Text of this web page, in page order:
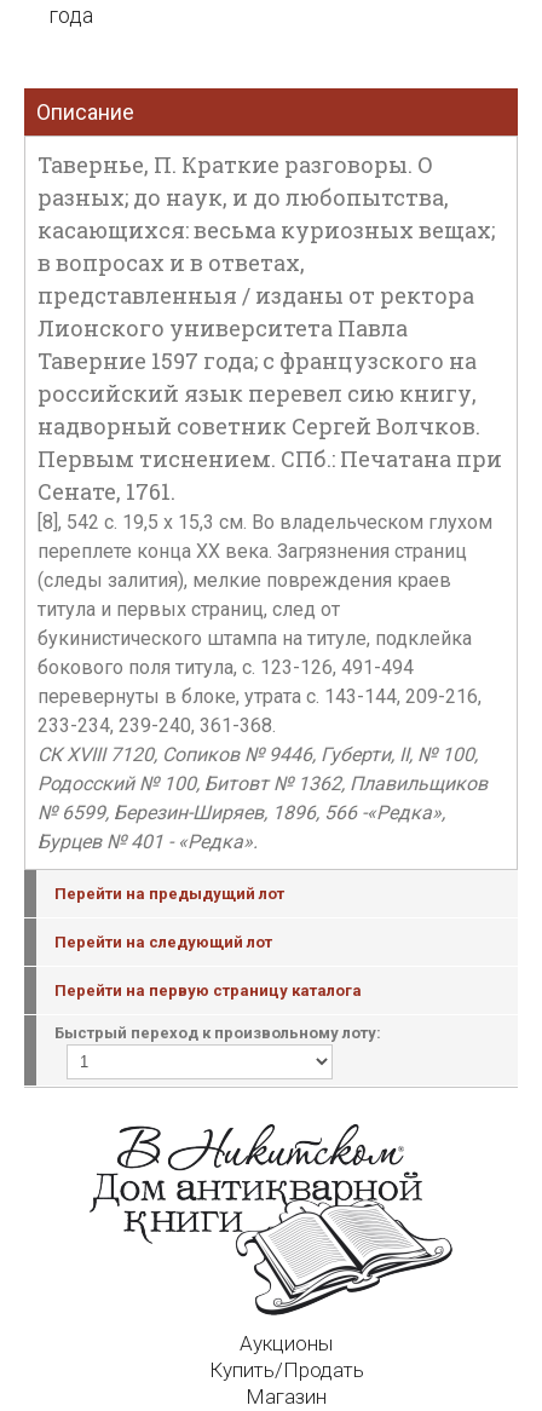
года
Описание
Тавернье, П. Краткие разговоры. О
разных; до наук, и до любопытства,
касающихся: весьма куриозных вещах;
в вопросах и в ответах,
представленныя / изданы от ректора
Лионского университета Павла
Таверние 1597 года; с французского на
российский язык перевел сию книгу,
надворный советник Сергей Волчков.
Первым тиснением. СПб.: Печатана при
Сенате, 1761.
[8], 542 с. 19,5 х 15,3 см. Во владельческом глухом
переплете конца ХХ века. Загрязнения страниц
(следы залития), мелкие повреждения краев
титула и первых страниц, след от
букинистического штампа на титуле, подклейка
бокового поля титула, с. 123-126, 491-494
перевернуты в блоке, утрата с. 143-144, 209-216,
233-234, 239-240, 361-368.
СК XVIII 7120, Сопиков № 9446, Губерти, II, № 100,
Родосский № 100, Битовт № 1362, Плавильщиков
№ 6599, Березин-Ширяев, 1896, 566 -«Редка»,
Бурцев № 401 - «Редка».
Перейти на предыдущий лот
Перейти на следующий лот
Перейти на первую страницу каталога
Быстрый переход к произвольному лоту:
Аукционы
Купить/Продать
Магазин